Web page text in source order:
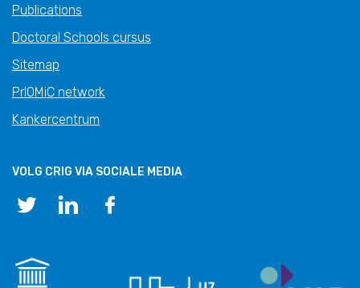
Publications
Doctoral Schools cursus
Sitemap
PrIOMiC network
Kankercentrum
VOLG CRIG VIA SOCIALE MEDIA